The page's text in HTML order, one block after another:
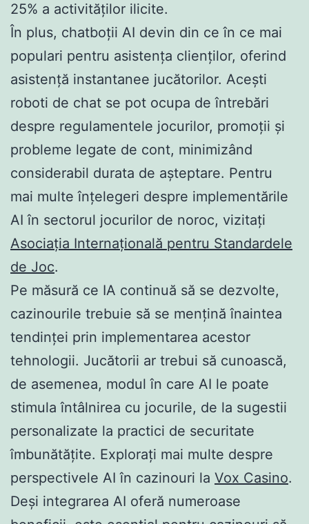
25% a activităților ilicite.
În plus, chatboții AI devin din ce în ce mai
populari pentru asistența clienților, oferind
asistență instantanee jucătorilor. Acești
roboti de chat se pot ocupa de întrebări
despre regulamentele jocurilor, promoții și
probleme legate de cont, minimizând
considerabil durata de așteptare. Pentru
mai multe înțelegeri despre implementările
AI în sectorul jocurilor de noroc, vizitați
Asociația Internațională pentru Standardele
de Joc.
Pe măsură ce IA continuă să se dezvolte,
cazinourile trebuie să se mențină înaintea
tendinței prin implementarea acestor
tehnologii. Jucătorii ar trebui să cunoască,
de asemenea, modul în care AI le poate
stimula întâlnirea cu jocurile, de la sugestii
personalizate la practici de securitate
îmbunătățite. Explorați mai multe despre
perspectivele AI în cazinouri la Vox Casino.
Deși integrarea AI oferă numeroase